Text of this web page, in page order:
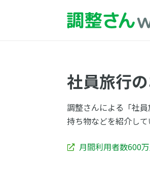
社員旅行
調整さんによる「社
持ち物などを紹介して
月間利用者数600